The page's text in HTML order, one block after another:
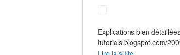
Explications bien
tutorials.blogspot.com/
Lire la suite